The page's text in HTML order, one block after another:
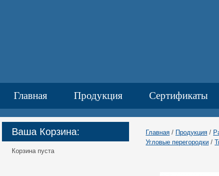
Главная Продукция Сертификаты
Контакты
Ваша Корзина:
Корзина пуста
Главная / Продукция /
Углoвые перегородки /